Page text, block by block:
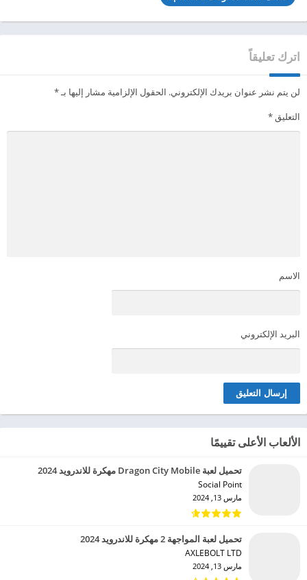
اترك تعليقاً
لن يتم نشر عنوان بريدك الإلكتروني. الحقول الإلزامية مشار إليها بـ*
التعليق*
الاسم
البريد الإلكتروني
الألعاب الأعلى تقييمًا
تحميل لعبة Dragon City Mobile مهكرة للاندرويد 2024
Social Point‏
مارس 13, 2024
تحميل لعبة المواجهة 2 مهكرة للاندرويد 2024
AXLEBOLT LTD‏
مارس 13, 2024